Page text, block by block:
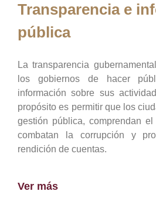
Transparencia e
pública
La transparencia
los gobiernos de hacer
información sobre sus
propósito es permitir que los
gestión pública, comprendan
combatan la corrupción y
rendición de cuentas.
Ver más